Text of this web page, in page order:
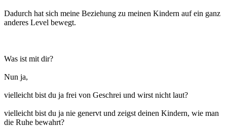
Dadurch hat sich meine Beziehung zu meinen Kindern auf ein ganz
anderes Level bewegt.
Was ist mit dir?
Nun ja,
vielleicht bist du ja frei von Geschrei und wirst nicht laut?
vielleicht bist du ja nie genervt und zeigst deinen Kindern, wie man
die Ruhe bewahrt?